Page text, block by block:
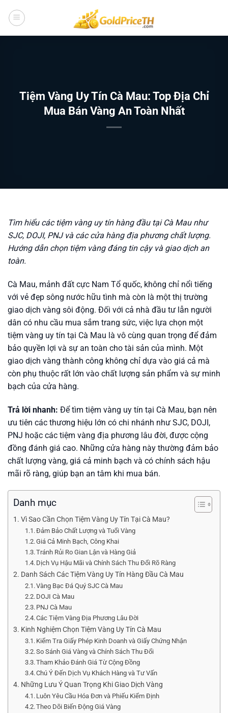
qua
Tiệm Vàng Uy Tín Cà Mau: Top Địa Chỉ
Mua Bán Vàng An Toàn Nhất
Tìm hiểu các tiệm vàng uy tín hàng đầu tại Cà Mau như
SJC, DOJI, PNJ và các cửa hàng địa phương chất lượng.
Hướng dẫn chọn tiệm vàng đáng tin cậy và giao dịch an
toàn.
Cà Mau, mảnh đất cực Nam Tổ quốc, không chỉ nổi tiếng
với vẻ đẹp sông nước hữu tình mà còn là một thị trường
giao dịch vàng sôi động. Đối với cả nhà đầu tư lẫn người
dân có nhu cầu mua sắm trang sức, việc lựa chọn một
tiệm vàng uy tín tại Cà Mau là vô cùng quan trọng để đảm
bảo quyền lợi và sự an toàn cho tài sản của mình. Một
giao dịch vàng thành công không chỉ dựa vào giá cả mà
còn phụ thuộc rất lớn vào chất lượng sản phẩm và sự minh
bạch của cửa hàng.
Trả lời nhanh: Để tìm tiệm vàng uy tín tại Cà Mau, bạn nên
ưu tiên các thương hiệu lớn có chi nhánh như SJC, DOJI,
PNJ hoặc các tiệm vàng địa phương lâu đời, được cộng
đồng đánh giá cao. Những cửa hàng này thường đảm bảo
chất lượng vàng, giá cả minh bạch và có chính sách hậu
mãi rõ ràng, giúp bạn an tâm khi mua bán.
Danh mục
Vì Sao Cần Chọn Tiệm Vàng Uy Tín Tại Cà Mau?
Đảm Bảo Chất Lượng và Tuổi Vàng
Giá Cả Minh Bạch, Công Khai
Tránh Rủi Ro Gian Lận và Hàng Giả
Dịch Vụ Hậu Mãi và Chính Sách Thu Đổi Rõ Ràng
Danh Sách Các Tiệm Vàng Uy Tín Hàng Đầu Cà Mau
Vàng Bạc Đá Quý SJC Cà Mau
DOJI Cà Mau
PNJ Cà Mau
Các Tiệm Vàng Địa Phương Lâu Đời
Kinh Nghiệm Chọn Tiệm Vàng Uy Tín Cà Mau
Kiểm Tra Giấy Phép Kinh Doanh và Giấy Chứng Nhận
So Sánh Giá Vàng và Chính Sách Thu Đổi
Tham Khảo Đánh Giá Từ Cộng Đồng
Chú Ý Đến Dịch Vụ Khách Hàng và Tư Vấn
Những Lưu Ý Quan Trọng Khi Giao Dịch Vàng
Luôn Yêu Cầu Hóa Đơn và Phiếu Kiểm Định
Theo Dõi Biến Động Giá Vàng